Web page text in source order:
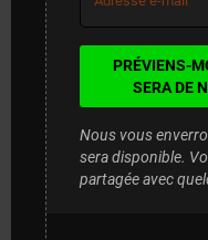
PRÉVIENS-
SERA DE
Nous vous
sera disponible.
partagée avec